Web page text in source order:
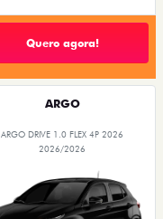
Quero agora!
ARGO
ARGO DRIVE 1.0 FLEX 4P 2026
2026/2026